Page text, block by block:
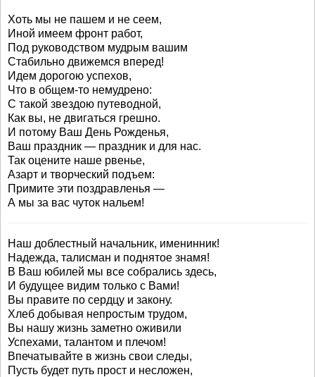
Хоть мы не пашем и не сеем,
Иной имеем фронт работ,
Под руководством мудрым вашим
Стабильно движемся вперед!
Идем дорогою успехов,
Что в общем-то немудрено:
С такой звездою путеводной,
Как вы, не двигаться грешно.
И потому Ваш День Рожденья,
Ваш праздник — праздник и для нас.
Так оцените наше рвенье,
Азарт и творческий подъем:
Примите эти поздравленья —
А мы за вас чуток нальем!
Наш доблестный начальник, именинник!
Надежда, талисман и поднятое знамя!
В Ваш юбилей мы все собрались здесь,
И будущее видим только с Вами!
Вы правите по сердцу и закону.
Хлеб добывая непростым трудом,
Вы нашу жизнь заметно оживили
Успехами, талантом и плечом!
Впечатывайте в жизнь свои следы,
Пусть будет путь прост и несложен,